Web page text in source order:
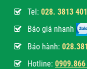
Tel: 028. 3813
Báo giá nhanh
Bảo hành:
Hotline: 0